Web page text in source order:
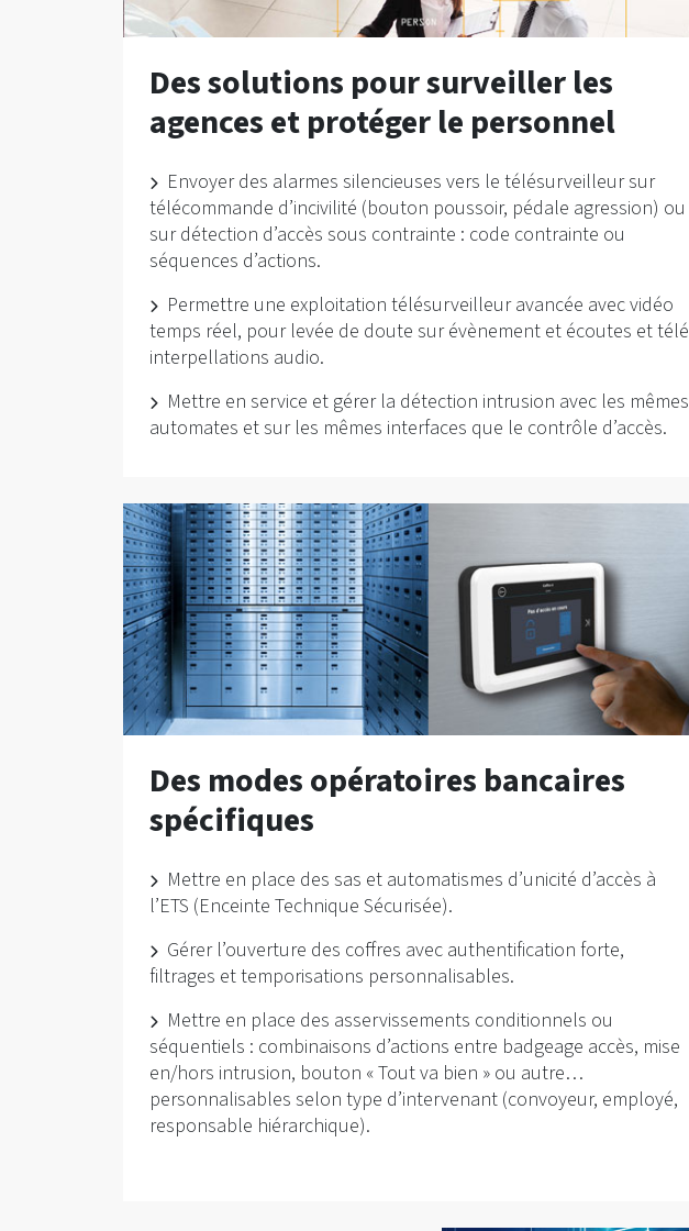
Des solutions pour surveiller les
agences et protéger le personnel
Envoyer des alarmes silencieuses vers le télésurveilleur sur
télécommande d’incivilité (bouton poussoir, pédale agression) ou
sur détection d’accès sous contrainte : code contrainte ou
séquences d’actions.
Permettre une exploitation télésurveilleur avancée avec vidéo
temps réel, pour levée de doute sur évènement et écoutes et télé
interpellations audio.
Mettre en service et gérer la détection intrusion avec les mêmes
automates et sur les mêmes interfaces que le contrôle d’accès.
Des modes opératoires bancaires
spécifiques
Mettre en place des sas et automatismes d’unicité d’accès à
l’ETS (Enceinte Technique Sécurisée).
Gérer l’ouverture des coffres avec authentification forte,
filtrages et temporisations personnalisables.
Mettre en place des asservissements conditionnels ou
séquentiels : combinaisons d’actions entre badgeage accès, mise
en/hors intrusion, bouton « Tout va bien » ou autre…
personnalisables selon type d’intervenant (convoyeur, employé,
responsable hiérarchique).